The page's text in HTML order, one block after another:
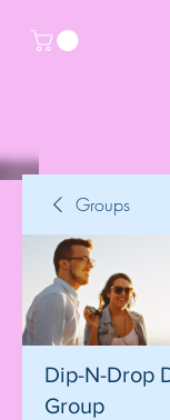
Groups
Dip-N-Drop
Group